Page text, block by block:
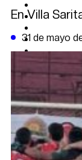
DATA
DE LA
En Villa
31 de mayo